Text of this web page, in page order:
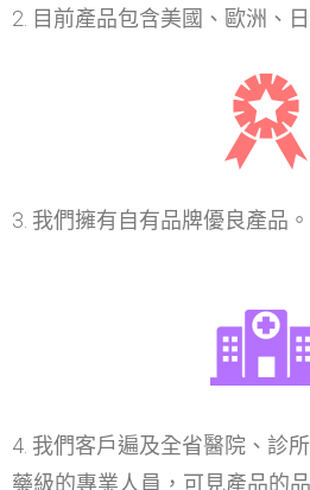
2. 目前產品包含美國、歐洲、
3. 我們擁有自有品牌優良產品。
4. 我們客戶遍及全省醫院、診
藥級的專業人員，可見產品的